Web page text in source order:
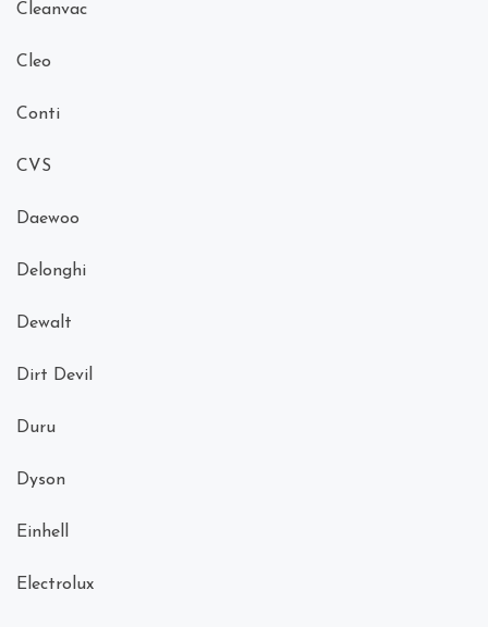
Cleanvac
Cleo
Conti
CVS
Daewoo
Delonghi
Dewalt
Dirt Devil
Duru
Dyson
Einhell
Electrolux